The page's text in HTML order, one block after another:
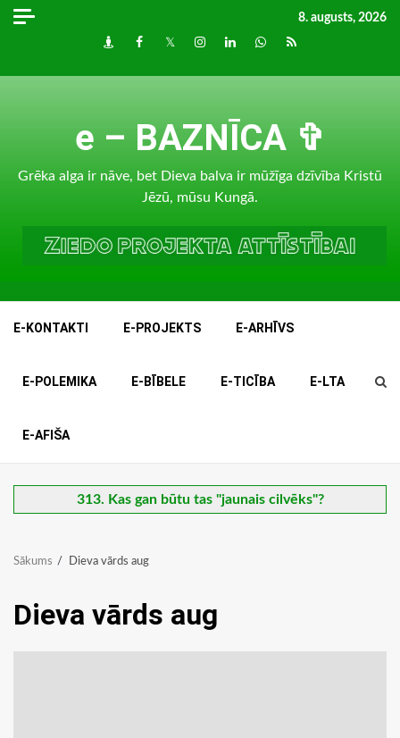
Skip
8. augusts, 2026
DraugiemFacebook
TwitterInstagram
LinkedInwhatsapp
RSS
e – BAZNĪCA ✞
Grēka alga ir nāve, bet Dieva balva ir mūžīga dzīvība Kristū
Jēzū, mūsu Kungā.
E-KONTAKTI E-PROJEKTS E-ARHĪVS
E-POLEMIKA E-BĪBELE E-TICĪBA E-LTA
E-AFIŠA
313. Kas gan būtu tas "jaunais cilvēks"?
Sākums Dieva vārds aug
Dieva vārds aug